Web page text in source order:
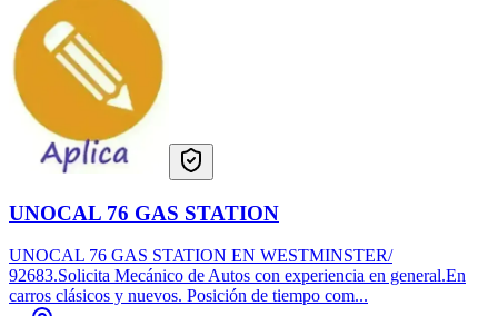
UNOCAL 76 GAS STATION
UNOCAL 76 GAS STATION EN WESTMINSTER/
92683.Solicita Mecánico de Autos con experiencia en general.En
carros clásicos y nuevos. Posición de tiempo com...